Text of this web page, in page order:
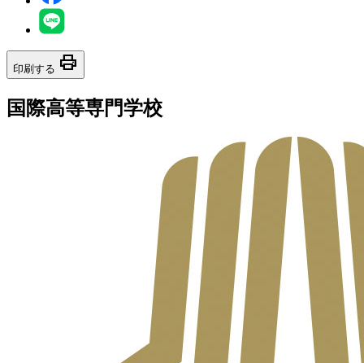
印刷する print
国際高等専門学校